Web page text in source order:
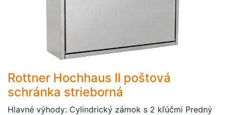
Rottner Hochhaus II poštová
schránka strieborná
Hlavné výhody: Cylindrický zámok s 2 kľúčmi Predný